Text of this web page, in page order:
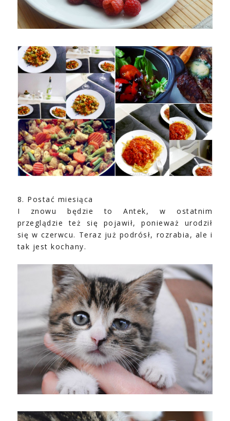
8. Postać miesiąca
I znowu będzie to Antek, w ostatnim
przeglądzie też się pojawił, ponieważ urodził
się w czerwcu. Teraz już podrósł, rozrabia, ale i
tak jest kochany.